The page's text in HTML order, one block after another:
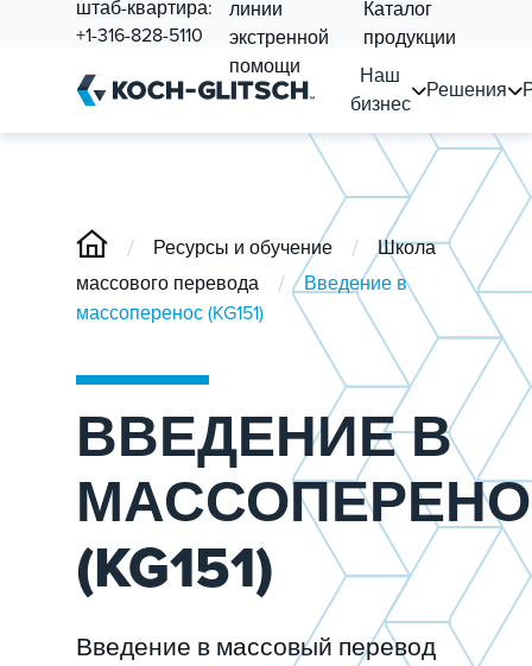
штаб-квартира:
+1-316-828-5110
линии
экстренной
помощи
Каталог
продукции
Наш
бизнес
Решения
/ Ресурсы и обучение /
Школа
массового перевода
/
Введение в
массоперенос (KG151)
ВВЕДЕНИЕ В
(KG151)
Введение в массовый перевод